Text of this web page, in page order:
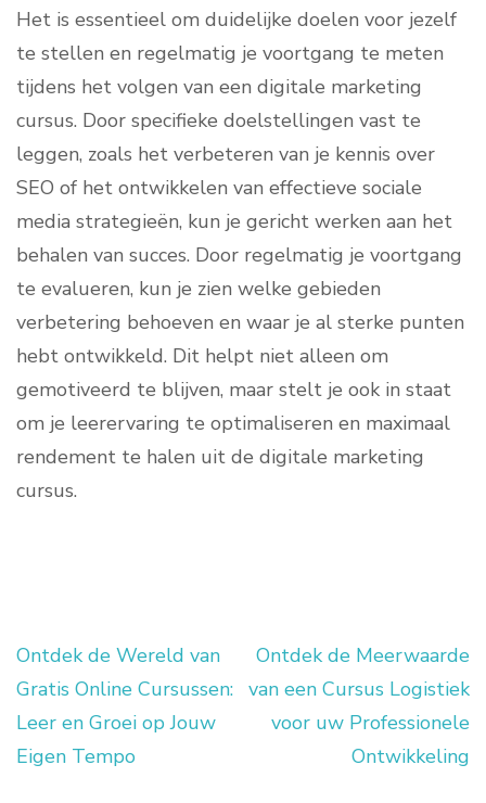
Het is essentieel om duidelijke doelen voor jezelf
te stellen en regelmatig je voortgang te meten
tijdens het volgen van een digitale marketing
cursus. Door specifieke doelstellingen vast te
leggen, zoals het verbeteren van je kennis over
SEO of het ontwikkelen van effectieve sociale
media strategieën, kun je gericht werken aan het
behalen van succes. Door regelmatig je voortgang
te evalueren, kun je zien welke gebieden
verbetering behoeven en waar je al sterke punten
hebt ontwikkeld. Dit helpt niet alleen om
gemotiveerd te blijven, maar stelt je ook in staat
om je leerervaring te optimaliseren en maximaal
rendement te halen uit de digitale marketing
cursus.
Berichtnavigatie
Ontdek de Wereld van
Gratis Online Cursussen:
Leer en Groei op Jouw
Eigen Tempo
Ontdek de Meerwaarde
van een Cursus Logistiek
voor uw Professionele
Ontwikkeling